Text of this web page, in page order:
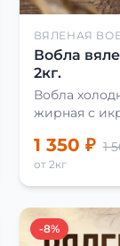
ВЯЛЕНАЯ
Вобла
2кг.
Вобла
жирная с
1 350 ₽ 1
от 2кг
-8%